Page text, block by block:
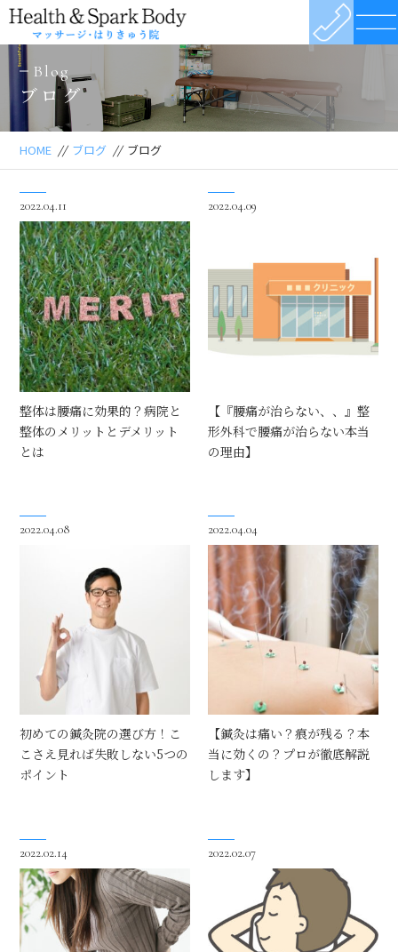
Blog
ブログ
HOME // ブログ // ブログ
2022.04.11
整体は腰痛に効果的？病院と
整体のメリットとデメリット
とは
2022.04.09
【『腰痛が治らない、、』整
形外科で腰痛が治らない本当
の理由】
2022.04.08
初めての鍼灸院の選び方！こ
こさえ見れば失敗しない5つの
ポイント
2022.04.04
【鍼灸は痛い？痕が残る？本
当に効くの？プロが徹底解説
します】
2022.02.14 2022.02.07